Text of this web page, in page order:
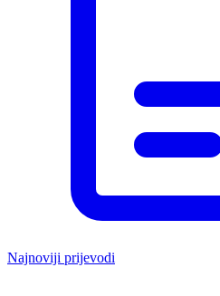
Najnoviji prijevodi